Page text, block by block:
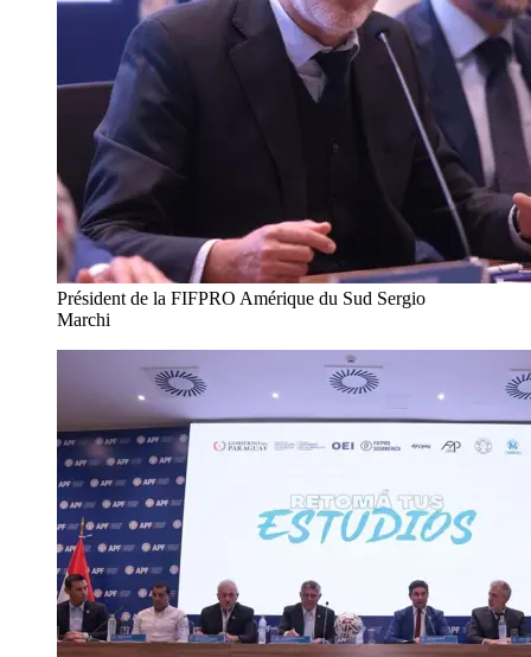
Président de la FIFPRO Amérique du Sud Sergio
Marchi